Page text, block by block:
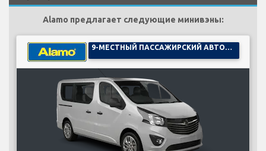
Alamo предлагает следующие минивэны: